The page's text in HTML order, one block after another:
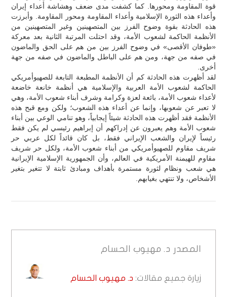
قوة المقاومة ومحورها. كما كشفت مدى ضعف وهشاشة أعداء إيران
وأعداء هذه الثورة الإسلامية وأعداء المقاومة ومحور المقاومة. وأبرزت
هذه الحادثة بقوة وضوح الفرز بين المتصهينين وغير المتصهينين من
الأنظمة الحاكمة لشعوب الأمة، وقد احتلت المرتبة الثانية بعد معركة
«طوفان الأقصى» في وضوح الفرز بين من هم على الحق والماضون
في صفه من جهة، ومن هم على الباطل والماضون في صفه من جهة
أخرى.
لقد أظهرت هذه الحادثة كم أن الأنظمة المطبعة التابعة للصهيوأمريكي
الحاكمة لشعوب الأمة العربية والإسلامية هي أنظمة خانعة خاضعة
لأعداء شعوب الأمة، بائعة لعزة وكرامة وشرف أبناء شعوب الأمة، وهي
لا تعبر عن شعوبها، وإنما عن أعداء هذه الشعوب؛ ولكن ومع قبح هذه
الأنظمة فقد أظهرت هذه الحادثة شيئاً إيجابياً، وهو تنامي الوعي بين أبناء
شعوب الأمة وهم يعبرون عن إدراكهم أن إبراهيم رئيسي لم يكن فقط
رئيساً لإيران والشعب الإيراني فقط، بل كان قائداً لكل عربي حر
شريف مقاوم للصهيوأمريكي من أبناء شعوب الأمة، ولكل حر شريف
مقاوم للهيمنة الأمريكية في العالم، وأن الجمهورية الإسلامية الإيرانية
هي شعب ونظام لثورة مستمرة بأهداف ومبادئ ثابتة لا تتغير بتغير
الأشخاص، ولا تنتهي بغيابهم.
المصدر د. مهيوب الحسام
زيارة جميع مقالات: د. مهيوب الحسام